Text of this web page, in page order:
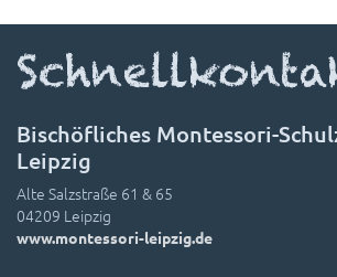
Bischöfliches Montessori-
Leipzig
Alte Salzstraße 61 & 65
04209 Leipzig
www.montessori-leipzig.de